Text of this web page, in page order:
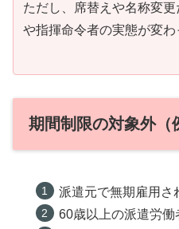
ただし、席替えや名称変
や指揮命令者の実態が変わ
期間制限の対象外（
派遣元で無期雇用さ
60歳以上の派遣労働